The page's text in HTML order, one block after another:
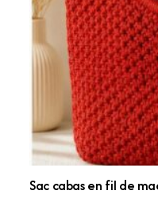
Sac cabas en fil de